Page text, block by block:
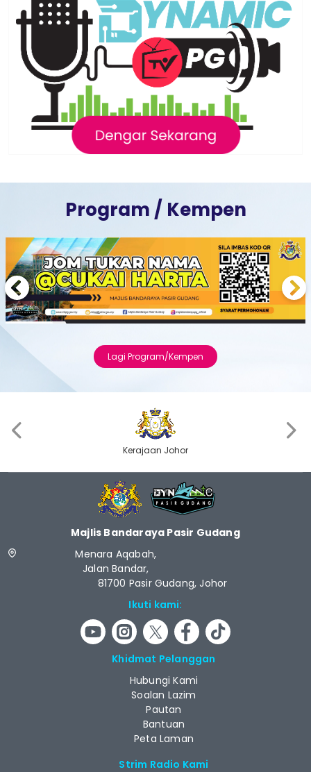
Program / Kempen
Next
Lagi Program/Kempen
Kerajaan Johor
Majlis Bandaraya Pasir Gudang
Menara Aqabah,
Jalan Bandar,
81700 Pasir Gudang, Johor
Ikuti kami:
Khidmat Pelanggan
Hubungi Kami
Soalan Lazim
Pautan
Bantuan
Peta Laman
Strim Radio Kami